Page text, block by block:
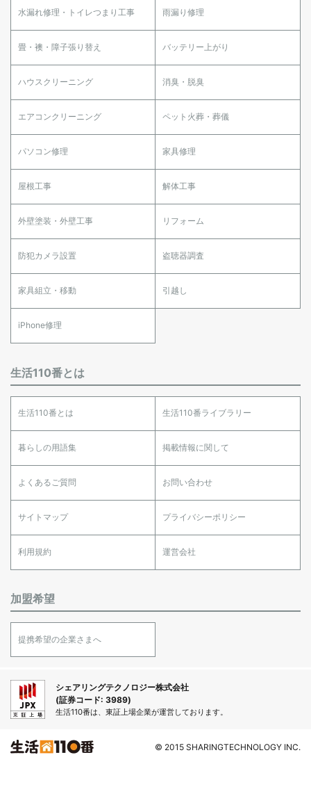
水漏れ修理・トイレつまり工事 雨漏り修理
畳・襖・障子張り替え バッテリー上がり
ハウスクリーニング 消臭・脱臭
エアコンクリーニング ペット火葬・葬儀
パソコン修理 家具修理
屋根工事 解体工事
外壁塗装・外壁工事 リフォーム
防犯カメラ設置 盗聴器調査
家具組立・移動 引越し
iPhone修理
生活110番とは
生活110番とは 生活110番ライブラリー
暮らしの用語集 掲載情報に関して
よくあるご質問 お問い合わせ
サイトマップ プライバシーポリシー
利用規約 運営会社
加盟希望
提携希望の企業さまへ
シェアリングテクノロジー株式会社
(証券コード: 3989)
生活110番は、東証上場企業が運営しております。
© 2015 SHARINGTECHNOLOGY INC.